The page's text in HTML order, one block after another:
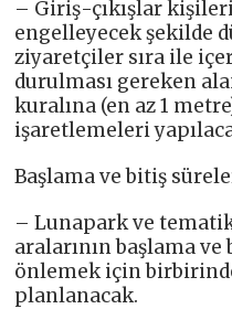
– Giriş-çıkışlar
engelleyecek şekilde
ziyaretçiler sıra ile
durulması gereken
kuralına (en az 1
işaretlemeleri
Başlama ve bitiş
– Lunapark ve
aralarının başlama ve
önlemek için
planlanacak.